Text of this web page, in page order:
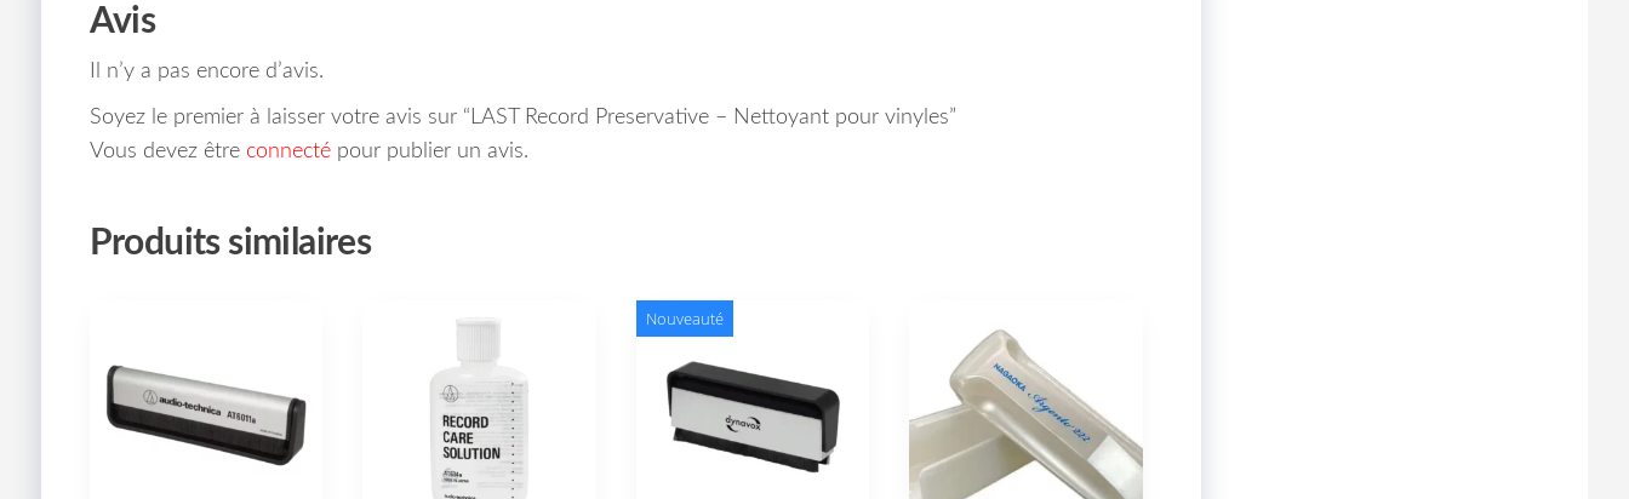
Avis
Il n’y a pas encore d’avis.
Soyez le premier à laisser votre avis sur “LAST Record Preservative – Nettoyant pour vinyles”
Vous devez être connectépour publier un avis.
Produits similaires
Nouveauté